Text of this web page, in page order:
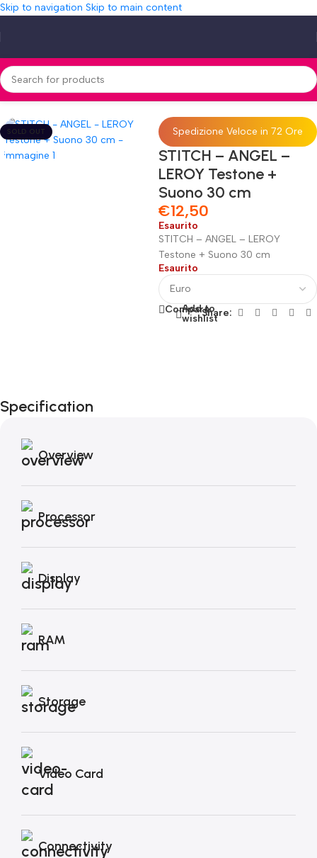
Skip to navigation Skip to main content
Home»Shop»STITCH – ANGEL – LEROY Testone + Suono 30 cm
SOLD OUT Spedizione Veloce in 72 Ore
STITCH – ANGEL –
LEROY Testone +
Suono 30 cm
€12,50
Esaurito
STITCH – ANGEL – LEROY
Testone + Suono 30 cm
Esaurito
Compare
Add to
wishlistShare:
Autunno!
Specification
Overview
Processor
Display
RAM
Storage
Video Card
Connectivity